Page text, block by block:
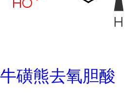
牛磺熊去氧胆酸